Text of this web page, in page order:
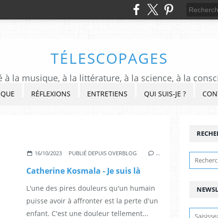
TÉLESCOPAGES
à la musique, à la littérature, à la science, à la
RÉFLEXIONS ENTRETIENS QUI SUIS-JE ?
16/10/2023 PUBLIÉ DEPUIS OVERBLOG …
Catherine Kosmala - Je suis là
L'une des pires douleurs qu'un humain
puisse avoir à affronter est la perte d'un
enfant. C'est une douleur tellement...